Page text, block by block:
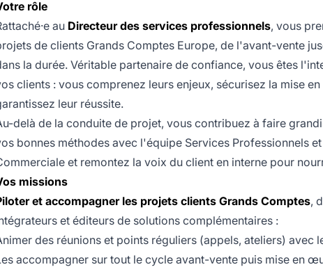
rôle
au Directeur des services professionnels, vous
de clients Grands Comptes Europe, de l'avant-vente
la durée. Véritable partenaire de confiance, vous êtes
clients : vous comprenez leurs enjeux, sécurisez la mise
leur réussite.
delà de la conduite de projet, vous contribuez à faire
bonnes méthodes avec l'équipe Services Professionnels
et remontez la voix du client en interne pour
missions
et accompagner les projets clients Grands Comptes,
et éditeurs de solutions complémentaires :
des réunions et points réguliers (appels, ateliers) avec
accompagner sur tout le cycle avant-vente puis mise en